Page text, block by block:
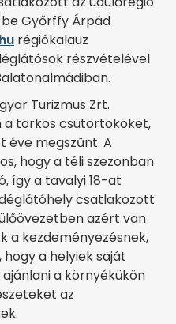
Győrffy Árpád
régiókalauz
részvételével
Turizmus Zrt.
a torkos csütörtököket,
éve megszűnt. A
hogy a téli szezonban
így a tavalyi 18-at
csatlakozott
azért van
a kezdeményezésnek,
a helyiek saját
a környékükön
az